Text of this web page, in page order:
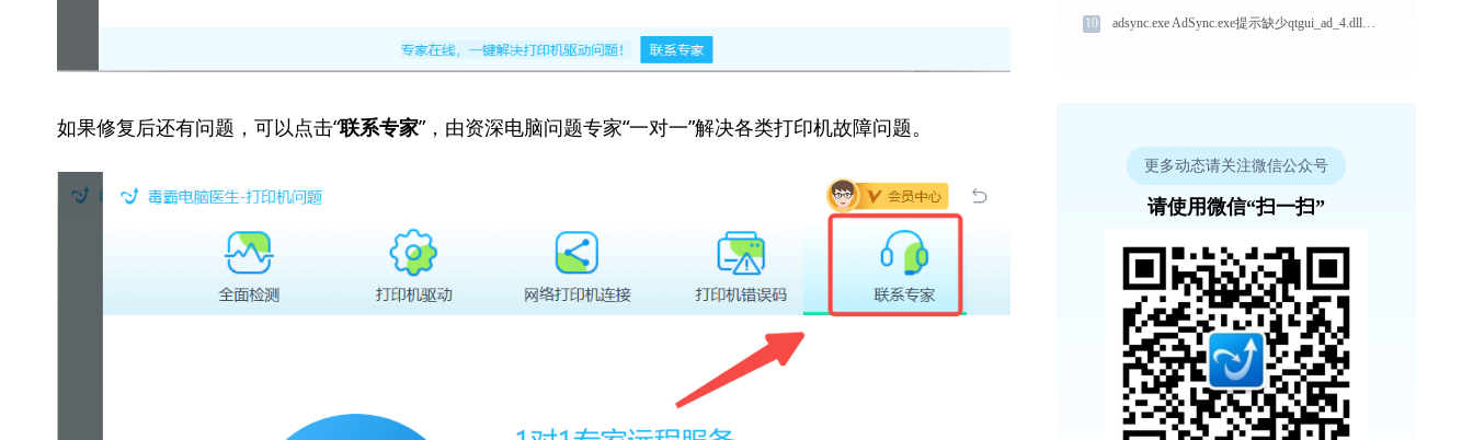
如果修复后还有问题，可以点击“联系专家”，由资深电脑问题专家“一对一”解决各类打印机故障问题。
10 adsync.exe AdSync.exe提示缺少qtgui_ad_4.dll文件的解决办法
更多动态请关注微信公众号
请使用微信“扫一扫”